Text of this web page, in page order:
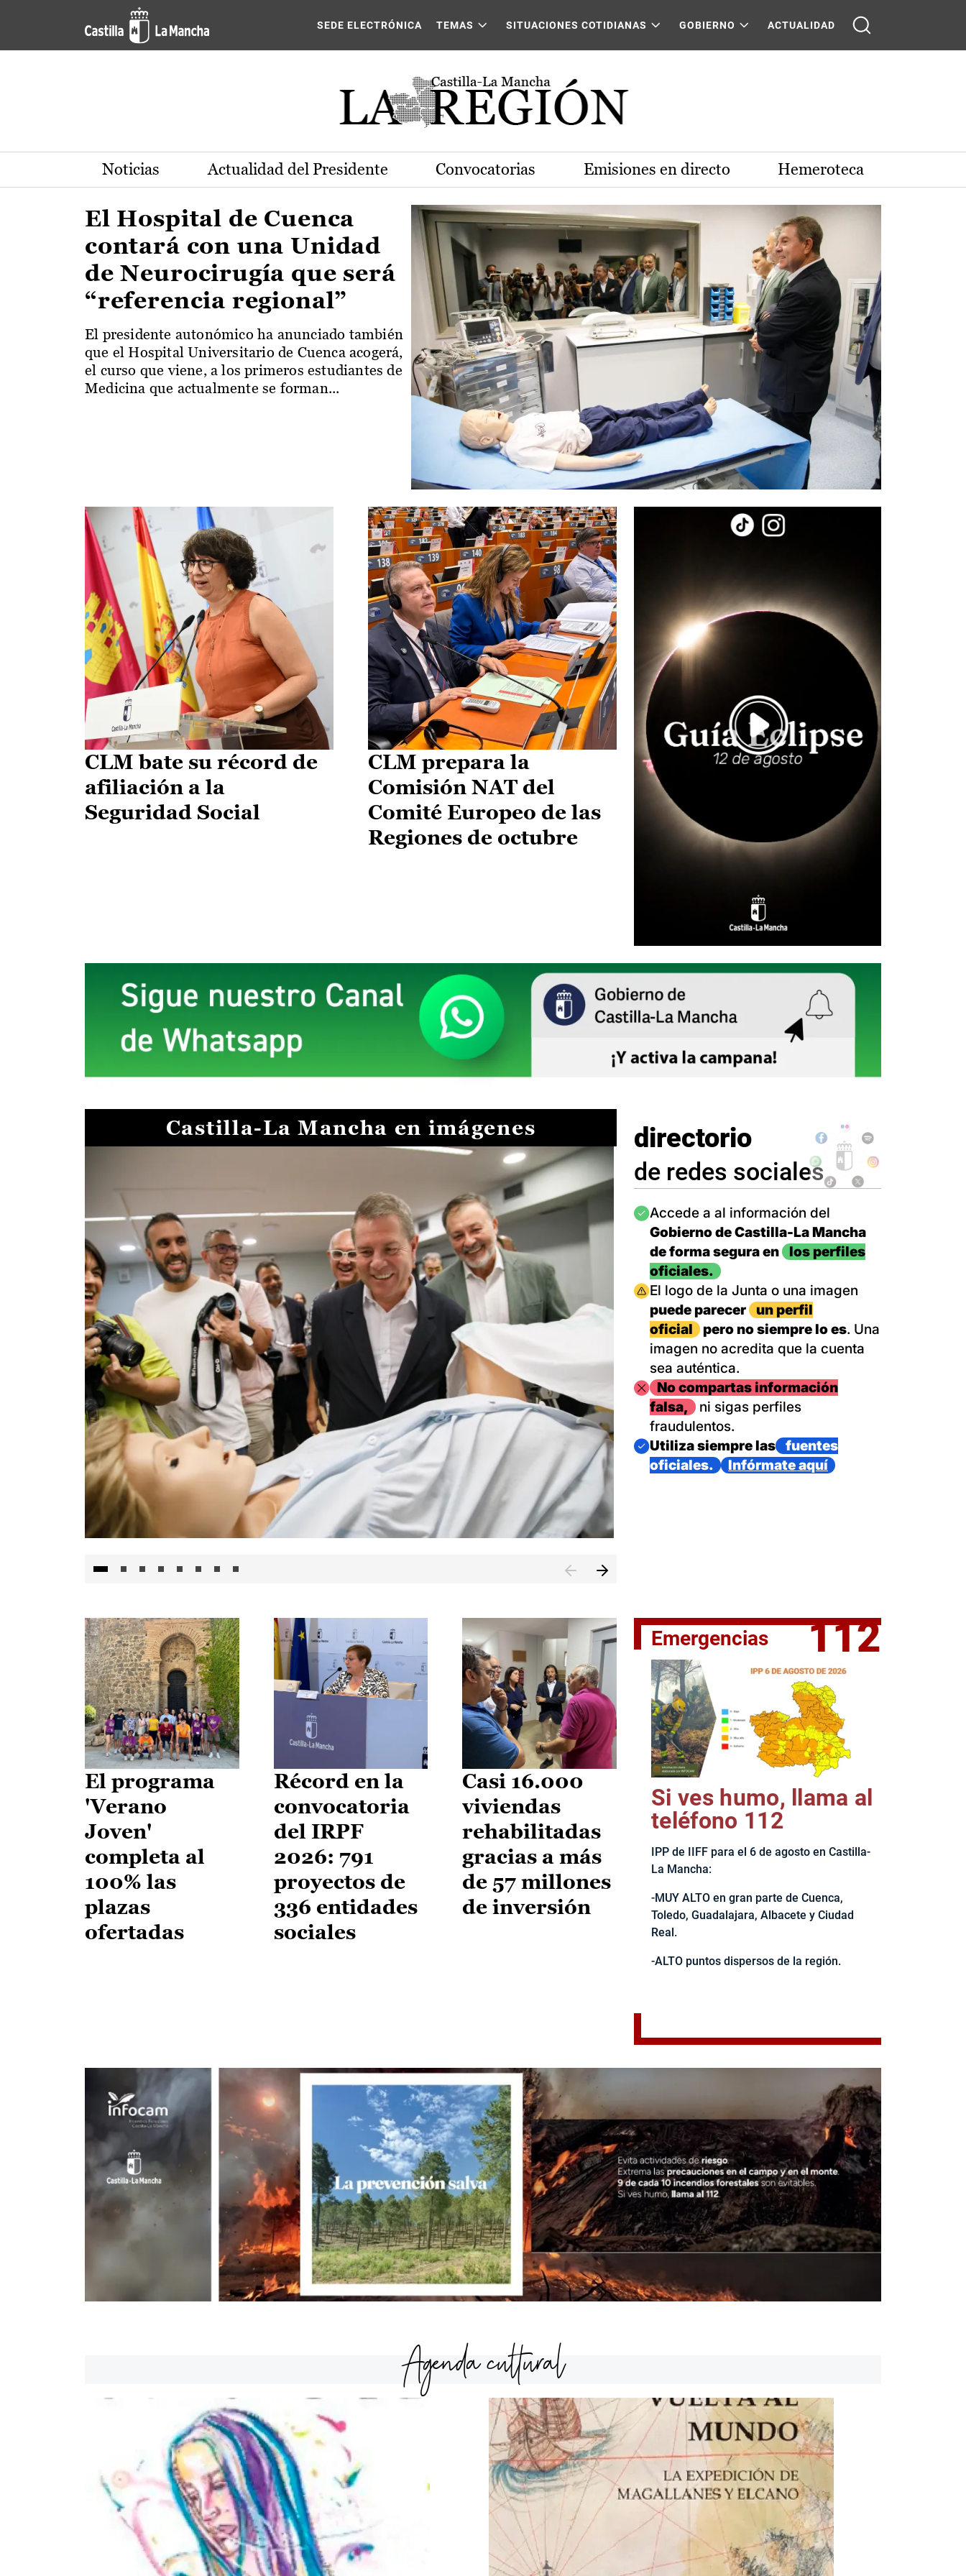
Pasar al contenido principal
Actualidad de la región de Castilla-La Mancha
SEDE ELECTRÓNICA TEMAS SITUACIONES COTIDIANAS GOBIERNO ACTUALIDAD
Noticias Actualidad del Presidente Convocatorias Emisiones en directo Hemeroteca
El Hospital de Cuenca
contará con una Unidad
de Neurocirugía que será
“referencia regional”
El presidente autonómico ha anunciado también
que el Hospital Universitario de Cuenca acogerá,
el curso que viene, a los primeros estudiantes de
Medicina que actualmente se forman...
CLM bate su récord de
afiliación a la
Seguridad Social
CLM prepara la
Comisión NAT del
Comité Europeo de las
Regiones de octubre
Castilla-La Mancha en imágenes
El jefe del Ejecutivo castellanomanchego, Emiliano García-
directorio
de redes sociales
Imagen
Accede a al información del
Gobierno de Castilla-La Mancha
de forma segura en
los perfiles
oficiales.
Imagen
El logo de la Junta o una imagen
puede parecer
un perfil
oficial
pero no siempre lo es. Una
imagen no acredita que la cuenta
sea auténtica.
ImagenNo compartas información
falsa,
ni sigas perfiles
fraudulentos.
Imagen
Utiliza siempre las
fuentes
oficiales.
Infórmate aquí
El programa
'Verano
Joven'
completa al
100% las
plazas
ofertadas
Récord en la
convocatoria
del IRPF
2026: 791
proyectos de
336 entidades
sociales
Casi 16.000
viviendas
rehabilitadas
gracias a más
de 57 millones
de inversión
Emergencias 112
Si ves humo, llama al
teléfono 112
IPP de IIFF para el 6 de agosto en Castilla-
La Mancha:
-MUY ALTO en gran parte de Cuenca,
Toledo, Guadalajara, Albacete y Ciudad
Real.
-ALTO puntos dispersos de la región.
Agenda cultural